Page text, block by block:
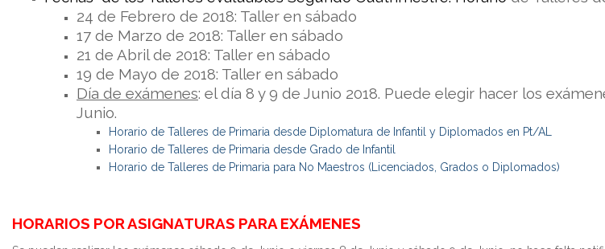
Máster Universitario en Atención Temprana
Máster Universitario en Necesidades Educativas Especiales
Educación Inclusiva
24 de Febrero de 2018: Taller en sábado
17 de Marzo de 2018: Taller en sábado
21 de Abril de 2018: Taller en sábado
19 de Mayo de 2018: Taller en sábado
Día de exámenes: el día 8 y 9 de Junio 2018. Puede elegir hacer los
Junio.
Horario de Talleres de Primaria desde Diplomatura de Infantil y Diplomados en Pt/AL
Horario de Talleres de Primaria desde Grado de Infantil
Horario de Talleres de Primaria para No Maestros (Licenciados, Grados o Diplomados)
HORARIOS POR ASIGNATURAS PARA EXÁMENES